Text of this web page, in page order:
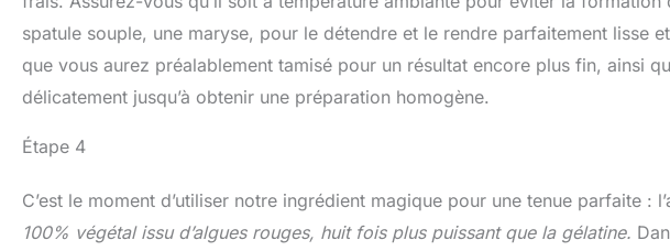
spatule souple, une maryse, pour le détendre et le rendre parfaitement lisse
que vous aurez préalablement tamisé pour un résultat encore plus fin, ainsi
délicatement jusqu’à obtenir une préparation homogène.
Étape 4
C’est le moment d’utiliser notre ingrédient magique pour une tenue parfaite :
100% végétal issu d’algues rouges, huit fois plus puissant que la gélatine.